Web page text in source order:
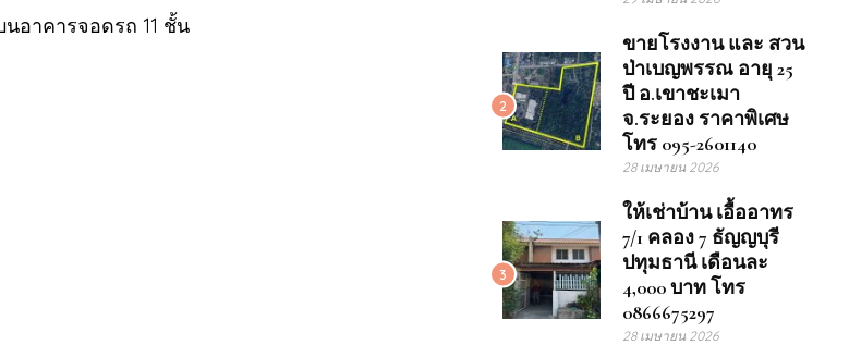
อาคารจอดรถ 11 ชั้น
2
ขายโรงงาน และ สวน
ป่าเบญพรรณ อายุ 25
ปี อ.เขาชะเมา
จ.ระยอง ราคาพิเศษ
โทร 095-2601140
28 เมษายน 2026
3
ให้เช่าบ้าน เอื้ออาทร
7/1 คลอง 7 ธัญญบุรี
ปทุมธานี เดือนละ
4,000 บาท โทร
0866675297
28 เมษายน 2026